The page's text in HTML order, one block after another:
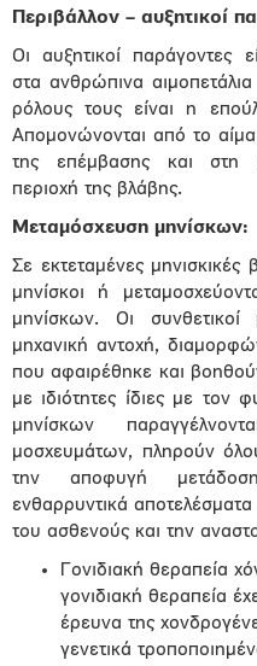
Περιβάλλον – αυξητικοί
Οι αυξητικοί παράγοντες
στα ανθρώπινα
ρόλους τους είναι η
Απομονώνονται από το
της επέμβασης και στη
περιοχή της βλάβης.
Μεταμόσχευση μηνίσκων:
Σε εκτεταμένες μηνισκικές
μηνίσκοι ή
μηνίσκων. Οι συνθετικοί
μηχανική αντοχή,
που αφαιρέθηκε και
με ιδιότητες ίδιες με τον
μηνίσκων
μοσχευμάτων, πληρούν
την αποφυγή
ενθαρρυντικά
του ασθενούς και την
Γονιδιακή θεραπεία
γονιδιακή θεραπεία
έρευνα της
γενετικά